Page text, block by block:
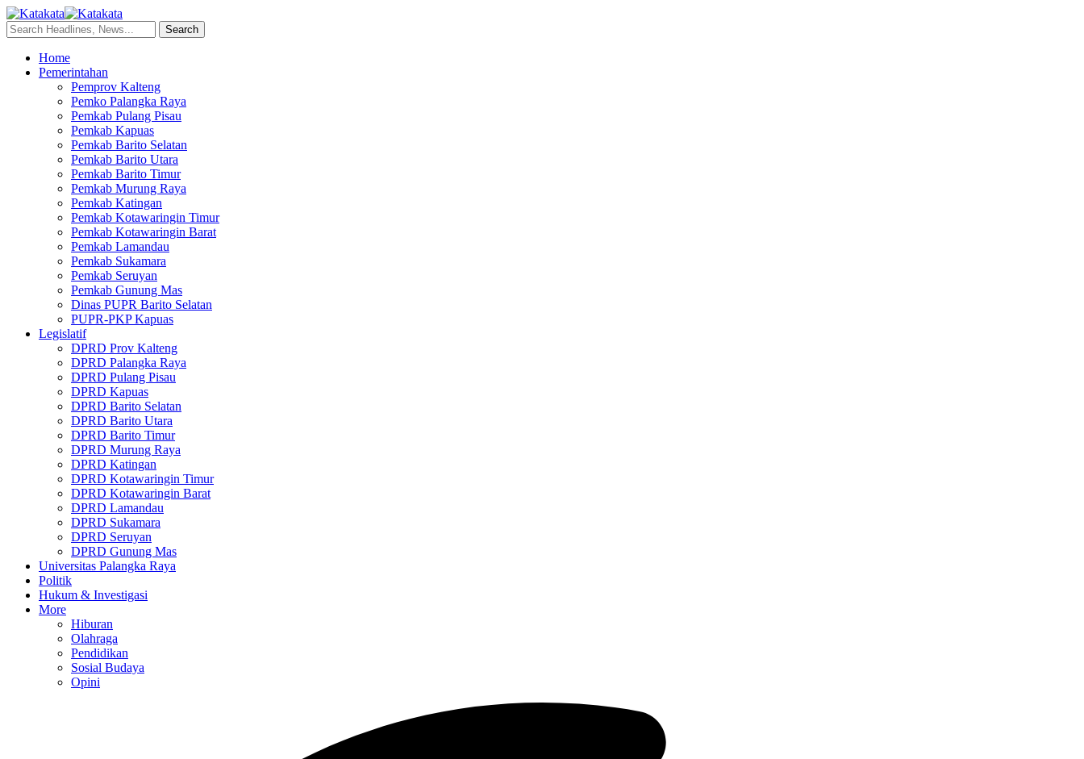
Home
Pemerintahan
Pemprov Kalteng
Pemko Palangka Raya
Pemkab Pulang Pisau
Pemkab Kapuas
Pemkab Barito Selatan
Pemkab Barito Utara
Pemkab Barito Timur
Pemkab Murung Raya
Pemkab Katingan
Pemkab Kotawaringin Timur
Pemkab Kotawaringin Barat
Pemkab Lamandau
Pemkab Sukamara
Pemkab Seruyan
Pemkab Gunung Mas
Dinas PUPR Barito Selatan
PUPR-PKP Kapuas
Legislatif
DPRD Prov Kalteng
DPRD Palangka Raya
DPRD Pulang Pisau
DPRD Kapuas
DPRD Barito Selatan
DPRD Barito Utara
DPRD Barito Timur
DPRD Murung Raya
DPRD Katingan
DPRD Kotawaringin Timur
DPRD Kotawaringin Barat
DPRD Lamandau
DPRD Sukamara
DPRD Seruyan
DPRD Gunung Mas
Universitas Palangka Raya
Politik
Hukum & Investigasi
More
Hiburan
Olahraga
Pendidikan
Sosial Budaya
Opini